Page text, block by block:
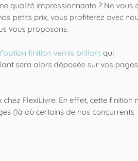
qualité impressionnante ? Ne vous
petits prix, vous profiterez avec
vous proposons.
l'option finition vernis brillant qui
sera alors déposée sur vos
FlexiLivre. En effet, cette finition
(là où certains de nos concurrents